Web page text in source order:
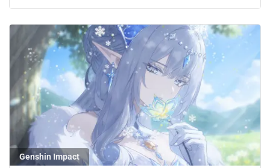
Genshin Impact